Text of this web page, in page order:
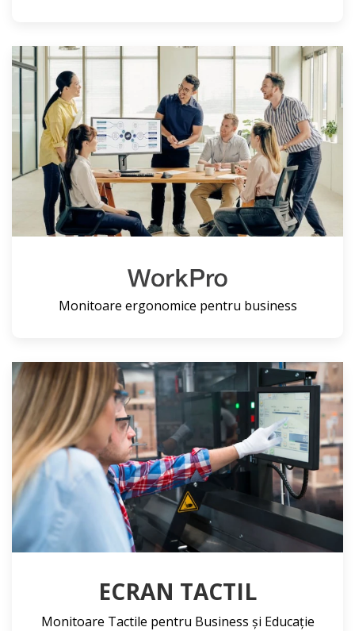
Monitoare ergonomice pentru business
ECRAN TACTIL
Monitoare Tactile pentru Business și Educație